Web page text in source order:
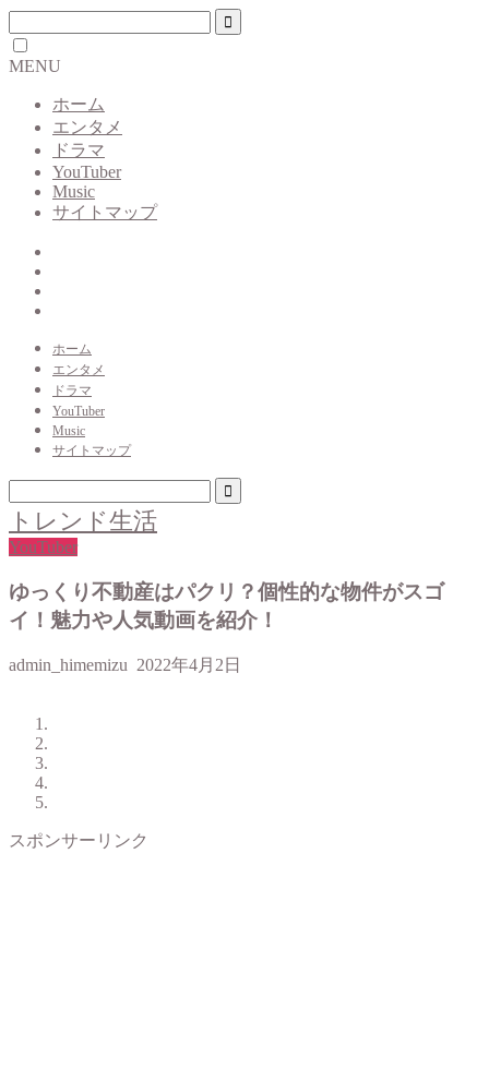
MENU
ホーム
エンタメ
ドラマ
YouTuber
Music
サイトマップ
ホーム
エンタメ
ドラマ
YouTuber
Music
サイトマップ
トレンド生活
YouTuber
ゆっくり不動産はパクリ？個性的な物件がスゴ
イ！魅力や人気動画を紹介！
admin_himemizu 2022年4月2日
スポンサーリンク